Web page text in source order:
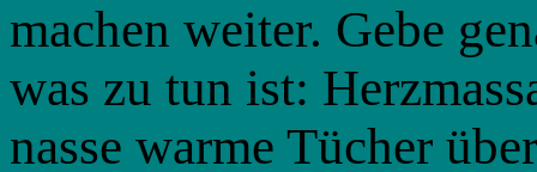
machen weiter. Gebe
was zu tun ist:
nasse warme Tücher